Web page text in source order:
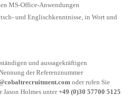
MS-Office-Anwendungen
und Englischkenntnisse, in Wort und
und aussagekräftigen
der Referenznummer
oder rufen Sie
Jason Holmes unter+49 (0)30 57700 5125